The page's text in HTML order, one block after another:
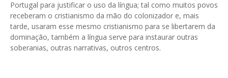
Portugal para justificar o uso da língua; tal como muitos povos
receberam o cristianismo da mão do colonizador e, mais
tarde, usaram esse mesmo cristianismo para se libertarem da
dominação, também a língua serve para instaurar outras
soberanias, outras narrativas, outros centros.